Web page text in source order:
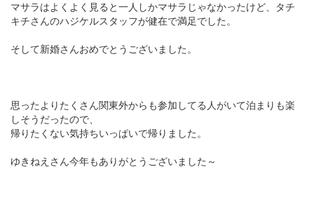
マサラはよくよく見ると一人しかマサラじゃなかったけど、タチ
キチさんのハジケルスタッフが健在で満足でした。
そして新婚さんおめでとうございました。
思ったよりたくさん関東外からも参加してる人がいて泊まりも楽
しそうだったので、
帰りたくない気持ちいっぱいで帰りました。
ゆきねえさん今年もありがとうございました～